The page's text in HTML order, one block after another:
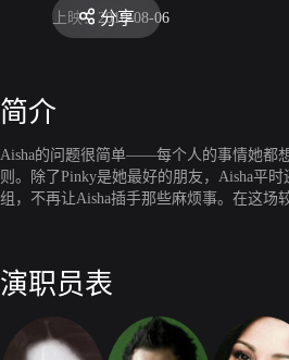
上映： 2010-08-06
分享
简介
Aisha的问题很简单——每个人的事情她都
则。除了Pinky是她最好的朋友，Aisha平
组，不再让Aisha插手那些麻烦事。在这场
演职员表